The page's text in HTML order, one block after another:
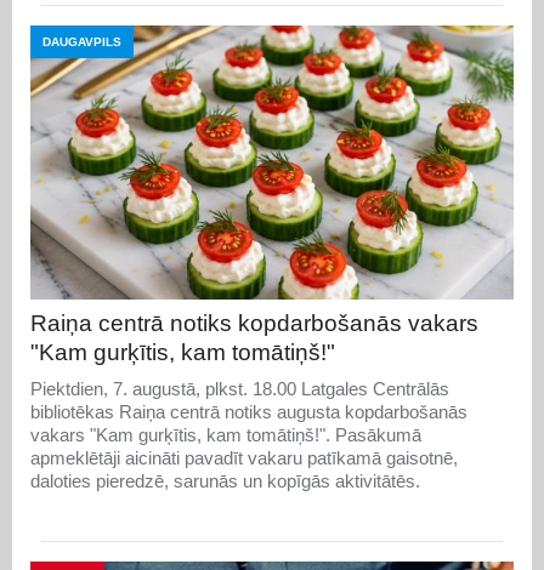
DAUGAVPILS
Raiņa centrā notiks kopdarbošanās vakars
"Kam gurķītis, kam tomātiņš!"
Piektdien, 7. augustā, plkst. 18.00 Latgales Centrālās
bibliotēkas Raiņa centrā notiks augusta kopdarbošanās
vakars "Kam gurķītis, kam tomātiņš!". Pasākumā
apmeklētāji aicināti pavadīt vakaru patīkamā gaisotnē,
daloties pieredzē, sarunās un kopīgās aktivitātēs.